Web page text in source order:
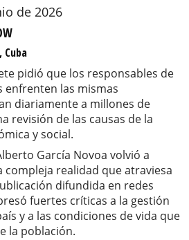
de 2026
pidió que los responsables de
enfrenten las mismas
diariamente a millones de
revisión de las causas de la
y social.
García Novoa volvió a
realidad que atraviesa
difundida en redes
fuertes críticas a la gestión
y a las condiciones de vida que
la población.